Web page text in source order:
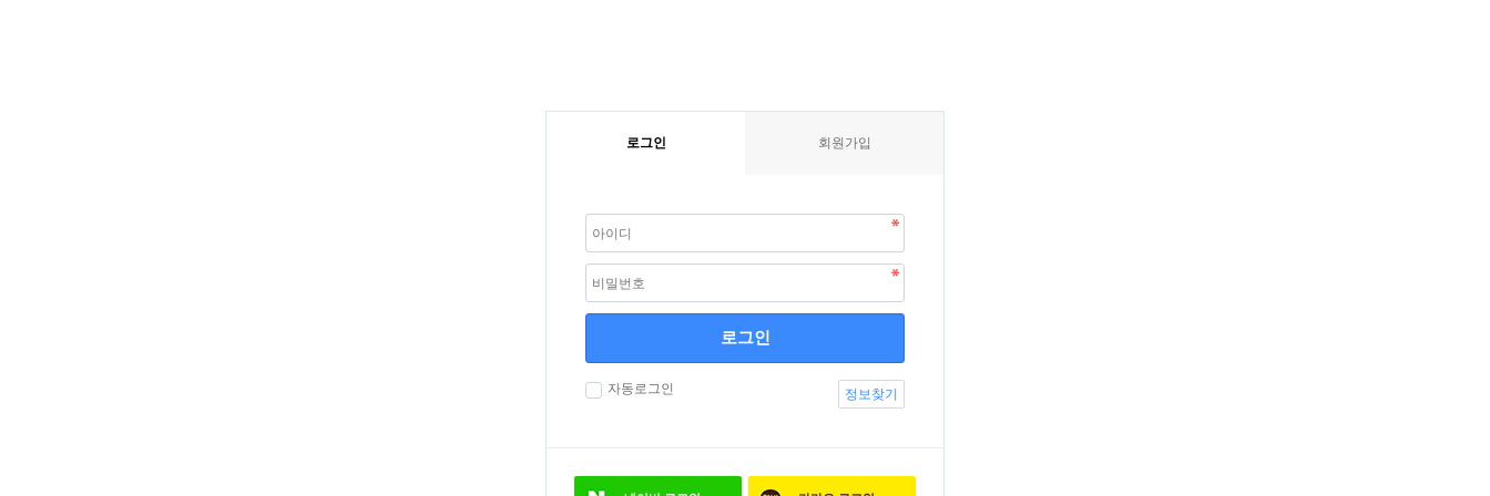
로그인 회원가입
로그인
자동로그인 정보찾기